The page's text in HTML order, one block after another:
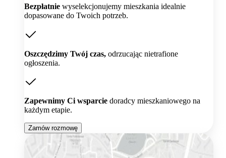
Bezpłatnie wyselekcjonujemy mieszkania idealnie
dopasowane do Twoich potrzeb.
Oszczędzimy Twój czas, odrzucając nietrafione
ogłoszenia.
Zapewnimy Ci wsparcie doradcy mieszkaniowego na
każdym etapie.
Zamów rozmowę